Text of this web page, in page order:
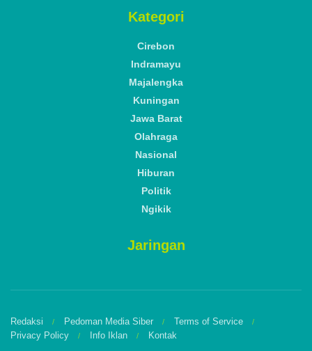
Kategori
Cirebon
Indramayu
Majalengka
Kuningan
Jawa Barat
Olahraga
Nasional
Hiburan
Politik
Ngikik
Jaringan
Redaksi Pedoman Media Siber
Terms of Service
Privacy Policy
Info Iklan Kontak